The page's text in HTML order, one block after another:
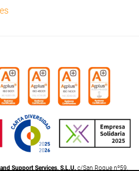
Support Services, S.L.U.c/San Roque nº59,